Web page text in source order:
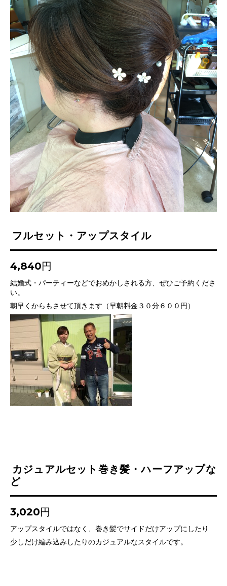
フルセット・アップスタイル
4,840円
結婚式・パーティーなどでおめかしされる方、ぜひご予約くださ
い。
朝早くからもさせて頂きます（早朝料金３０分６００円）
カジュアルセット巻き髪・ハーフアップな
ど
3,020円
アップスタイルではなく、巻き髪でサイドだけアップにしたり
少しだけ編み込みしたりのカジュアルなスタイルです。